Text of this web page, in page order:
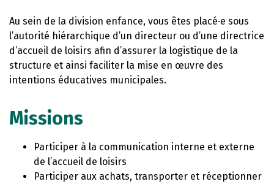
Au sein de la division enfance, vous êtes placé·e sous
l’autorité hiérarchique d’un directeur ou d’une directrice
d’accueil de loisirs afin d’assurer la logistique de la
structure et ainsi faciliter la mise en œuvre des
intentions éducatives municipales.
Missions
Participer à la communication interne et externe
de l’accueil de loisirs
Participer aux achats, transporter et réceptionner